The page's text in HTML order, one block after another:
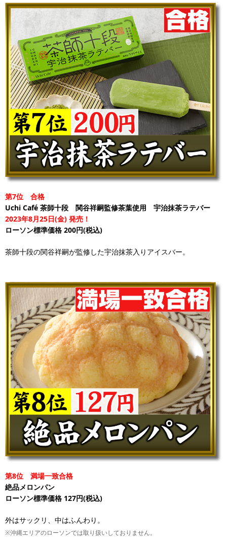
第7位 合格
Uchi Café 茶師十段 関谷祥嗣監修茶葉使用 宇治抹茶ラテバー
2023年8月25日(金) 発売！
ローソン標準価格 200円(税込)
茶師十段の関谷祥嗣が監修した宇治抹茶入りアイスバー。
第8位 満場一致合格
絶品メロンパン
ローソン標準価格 127円(税込)
外はサックリ、中はふんわり。
※沖縄エリアのローソンでは取り扱いしておりません。